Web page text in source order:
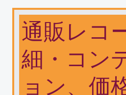
通販レコ
細・コン
ョン、価